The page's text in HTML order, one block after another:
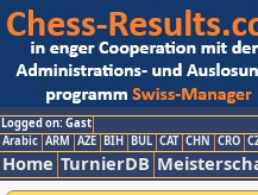
Logged on: Gast
Arabic ARM AZE BIH BUL CAT CHN CRO
Home TurnierDB